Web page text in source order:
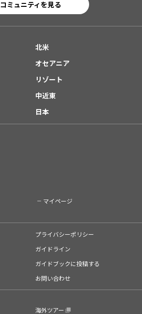
コミュニティを見る
北米
オセアニア
リゾート
中近東
日本
マイページ
プライバシーポリシー
ガイドライン
ガイドブックに投稿する
お問い合わせ
海外ツアー